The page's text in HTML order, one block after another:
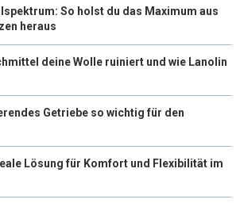
So holst du das Maximum aus
heraus
deine Wolle ruiniert und wie Lanolin
Getriebe so wichtig für den
Lösung für Komfort und Flexibilität im